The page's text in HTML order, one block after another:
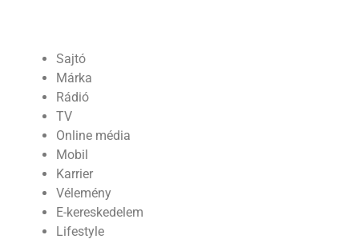
Sajtó
Márka
Rádió
TV
Online média
Mobil
Karrier
Vélemény
E-kereskedelem
Lifestyle